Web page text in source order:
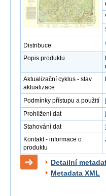
Distribuce
Popis produktu
Aktualizační cyklus - stav
aktualizace
Podmínky přístupu a použití
Prohlížení dat
Stahování dat
Kontakt - informace o
produktu
Detailní
Metadata XML